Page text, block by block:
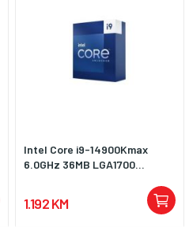
Intel Core i9-14900Kmax
6.0GHz 36MB LGA1700...
1.192 KM